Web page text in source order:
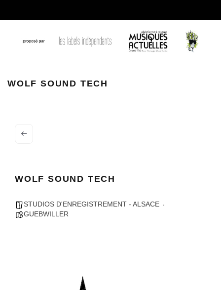
WOLF SOUND TECH
WOLF SOUND TECH
STUDIOS D'ENREGISTREMENT - ALSACE
GUEBWILLER